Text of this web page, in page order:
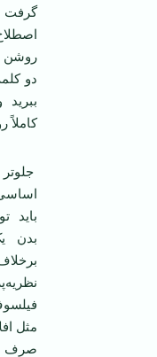
گرفت
روشن
دو
باید
بدن
مثل
صرف